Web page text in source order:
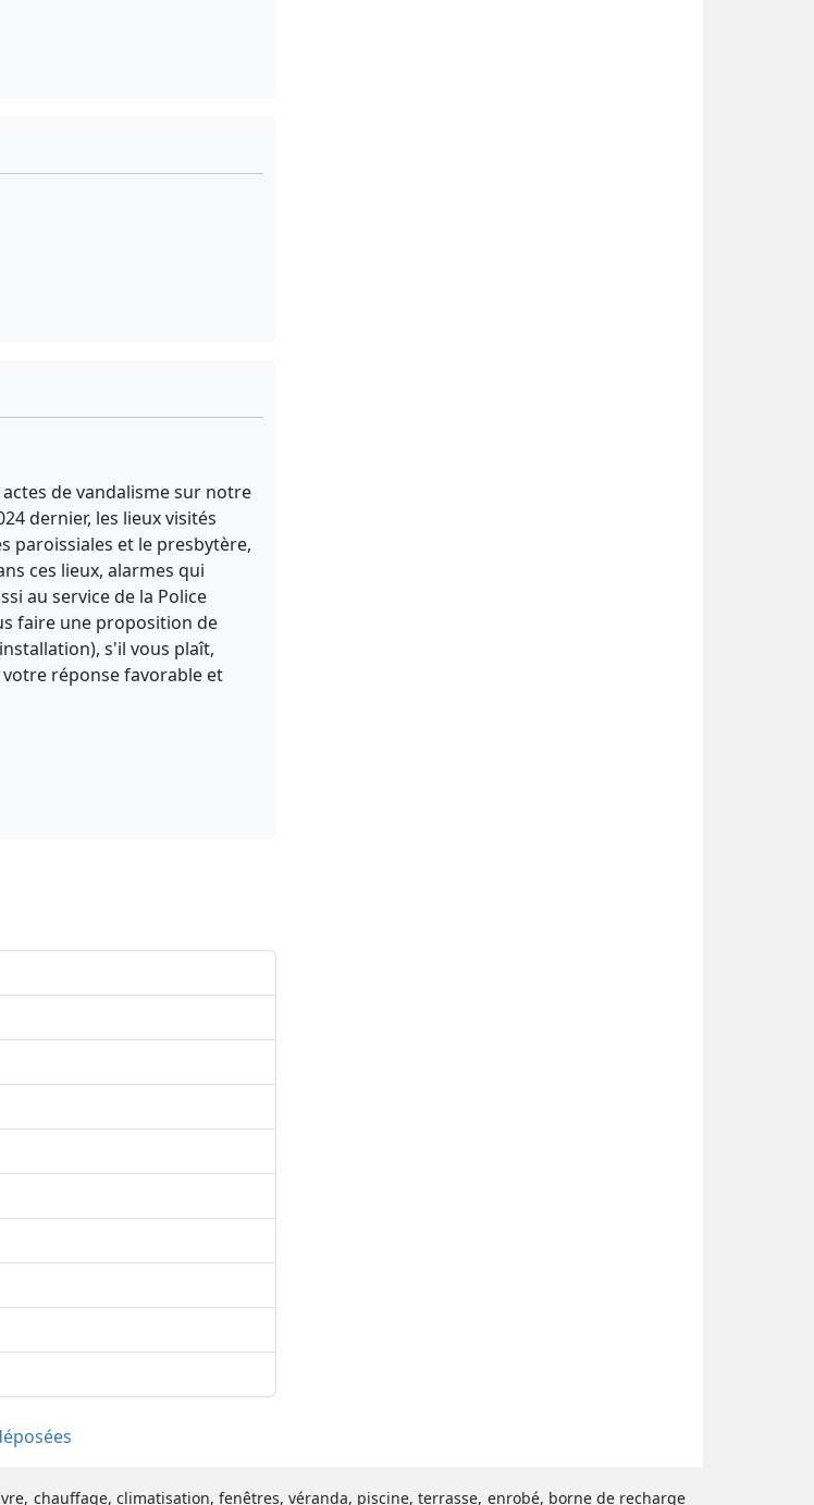
de vandalisme sur notre
dernier, les lieux visités
paroissiales et le presbytère,
ces lieux, alarmes qui
au service de la Police
faire une proposition de
s'il vous plaît,
réponse favorable et
chauffage, climatisation, fenêtres, véranda, piscine, terrasse, enrobé, borne de recharge